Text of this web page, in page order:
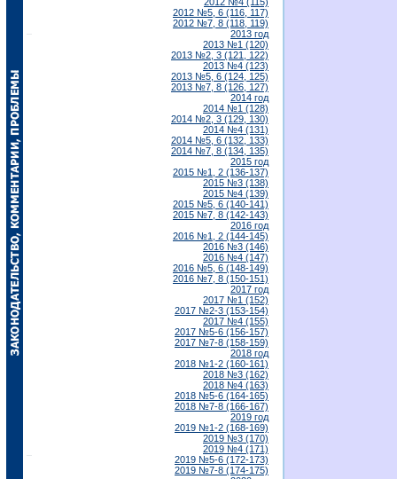
2012 №5, 6 (116, 117)
2012 №7, 8 (118, 119)
2013 год
2013 №1 (120)
2013 №2, 3 (121, 122)
2013 №4 (123)
2013 №5, 6 (124, 125)
2013 №7, 8 (126, 127)
2014 год
2014 №1 (128)
2014 №2, 3 (129, 130)
2014 №4 (131)
2014 №5, 6 (132, 133)
2014 №7, 8 (134, 135)
2015 год
2015 №1, 2 (136-137)
2015 №3 (138)
2015 №4 (139)
2015 №5, 6 (140-141)
2015 №7, 8 (142-143)
2016 год
2016 №1, 2 (144-145)
2016 №3 (146)
2016 №4 (147)
2016 №5, 6 (148-149)
2016 №7, 8 (150-151)
2017 год
2017 №1 (152)
2017 №2-3 (153-154)
2017 №4 (155)
2017 №5-6 (156-157)
2017 №7-8 (158-159)
2018 год
2018 №1-2 (160-161)
2018 №3 (162)
2018 №4 (163)
2018 №5-6 (164-165)
2018 №7-8 (166-167)
2019 год
2019 №1-2 (168-169)
2019 №3 (170)
2019 №4 (171)
2019 №5-6 (172-173)
2019 №7-8 (174-175)